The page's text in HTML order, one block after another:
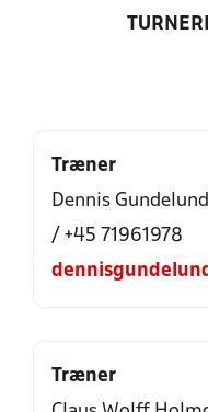
Træner
Dennis Gundelund
/ +45 71961978
Træner